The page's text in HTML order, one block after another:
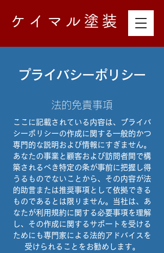
ケイマル塗装
プライバシーポリシー
法的免責事項
ここに記載されている内容は、プライバ
シーポリシーの作成に関する一般的かつ
専門的な説明および情報にすぎません。
あなたの事業と顧客および訪問者間で構
築されるべき特定の条が事前に把握し得
うるものでないことから、その内容が法
的助言または推奨事項として依拠できる
ものであるとは限りません。当社は、あ
なたが利用規約に関する必要事項を理解
し、その作成に関するサポートを受ける
ためにも専門家による法的アドバイスを
受けられることをお勧めします。